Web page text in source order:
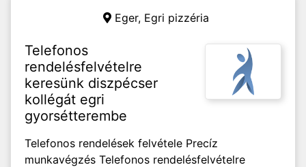
Eger, Egri pizzéria
Telefonos
rendelésfelvételre
keresünk diszpécser
kollégát egri
gyorsétterembe
Telefonos rendelések felvétele Precíz
munkavégzés Telefonos rendelésfelvételre